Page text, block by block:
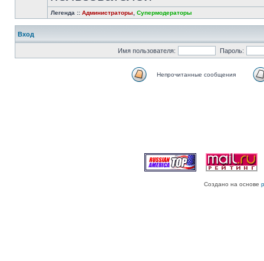
Легенда :: Администраторы Супермодераторы
Вход
Имя пользователя: Пароль:
Непрочитанные сообщения
Создано на основе